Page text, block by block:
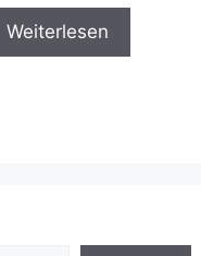
Weiterlesen